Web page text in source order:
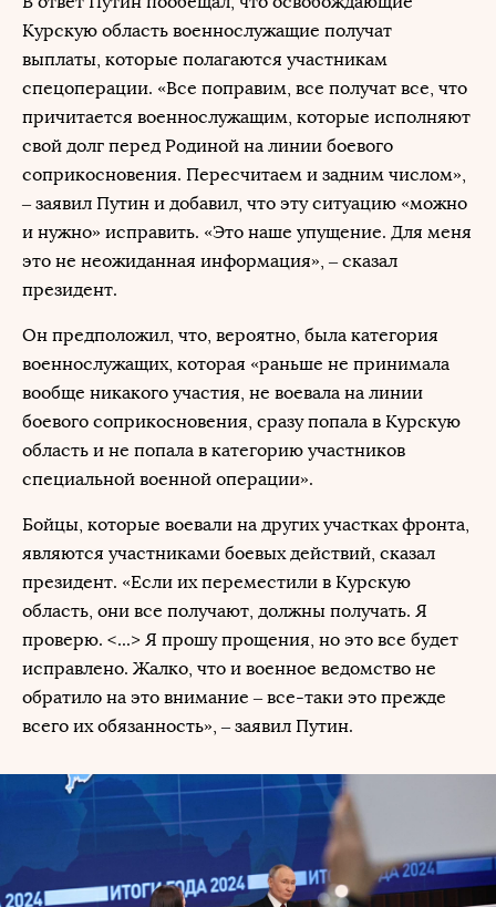
Курскую область военнослужащие получат
выплаты, которые полагаются участникам
спецоперации. «Все поправим, все получат все, что
причитается военнослужащим, которые исполняют
свой долг перед Родиной на линии боевого
соприкосновения. Пересчитаем и задним числом»,
– заявил Путин и добавил, что эту ситуацию «можно
и нужно» исправить. «Это наше упущение. Для меня
это не неожиданная информация», – сказал
президент.
Он предположил, что, вероятно, была категория
военнослужащих, которая «раньше не принимала
вообще никакого участия, не воевала на линии
боевого соприкосновения, сразу попала в Курскую
область и не попала в категорию участников
специальной военной операции».
Бойцы, которые воевали на других участках фронта,
являются участниками боевых действий, сказал
президент. «Если их переместили в Курскую
область, они все получают, должны получать. Я
проверю. <...> Я прошу прощения, но это все будет
исправлено. Жалко, что и военное ведомство не
обратило на это внимание – все-таки это прежде
всего их обязанность», – заявил Путин.